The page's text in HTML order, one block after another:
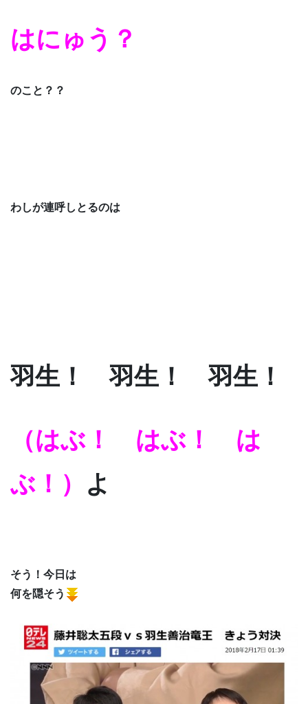
はにゅう？
のこと？？
わしが連呼しとるのは
羽生！ 羽生！ 羽生！
（はぶ！ はぶ！ は
ぶ！） よ
そう！今日は
何を隠そう